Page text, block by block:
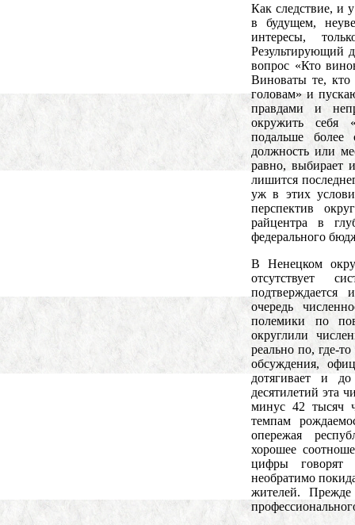
Как следствие, и
в будущем,
интересы,
Результирующий
вопрос «Кто
Виноваты те,
головам» и
правдами и
окружить себя
подальше
должность или
равно, выбирает
лишится
уж в этих
перспектив
райцентра в
федерального
В Ненецком
отсутствует
очередь
полемики по
округлили
реально по, где-
обсуждения,
дотягивает и
десятилетий эта
минус 42 тысяч
темпам
опережая
хорошее
цифры
необратимо
жителей.